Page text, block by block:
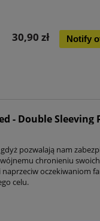
30,90 zł Notify
- Double Sleeving
pozwalają nam
chronieniu
oczekiwaniom
celu.